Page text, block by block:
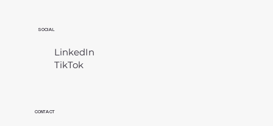
SOCIAL
LinkedIn
TikTok
CONTACT